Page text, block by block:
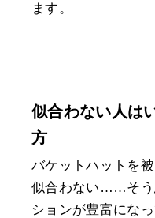
ます。
似合わない人は
方
バケットハットを
似合わない……そう
ションが豊富にな